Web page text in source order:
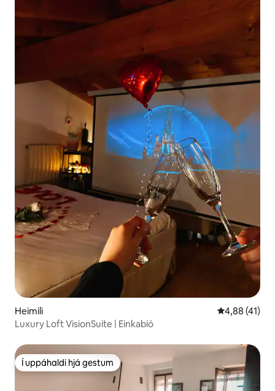
Heimili 4,88 af 5 í
4,88 (41)
Luxury Loft VisionSuite | Einkabíó
Í uppáhaldi hjá gestum
Í uppáhaldi hjá gestum